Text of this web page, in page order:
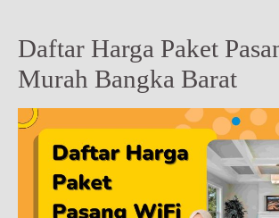
Daftar Harga Paket
Murah Bangka Barat